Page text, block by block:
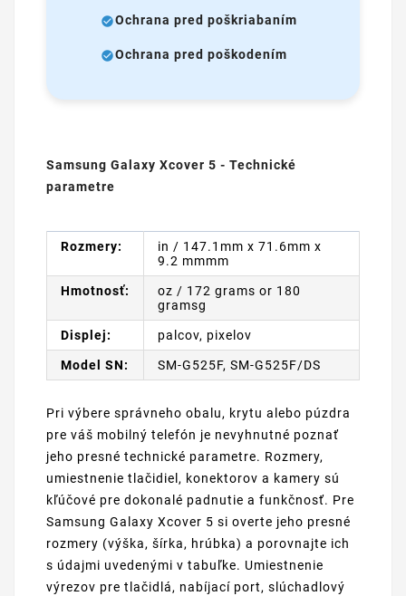
Ochrana pred poškriabaním
Ochrana pred poškodením
Samsung Galaxy Xcover 5 - Technické
parametre
Rozmery:
in / 147.1mm x 71.6mm x
9.2 mmmm
Hmotnosť:
oz / 172 grams or 180
gramsg
Displej: palcov, pixelov
Model SN: SM-G525F, SM-G525F/DS
Pri výbere správneho obalu, krytu alebo púzdra
pre váš mobilný telefón je nevyhnutné poznať
jeho presné technické parametre. Rozmery,
umiestnenie tlačidiel, konektorov a kamery sú
kľúčové pre dokonalé padnutie a funkčnosť. Pre
Samsung Galaxy Xcover 5 si overte jeho presné
rozmery (výška, šírka, hrúbka) a porovnajte ich
s údajmi uvedenými v tabuľke. Umiestnenie
výrezov pre tlačidlá, nabíjací port, slúchadlový